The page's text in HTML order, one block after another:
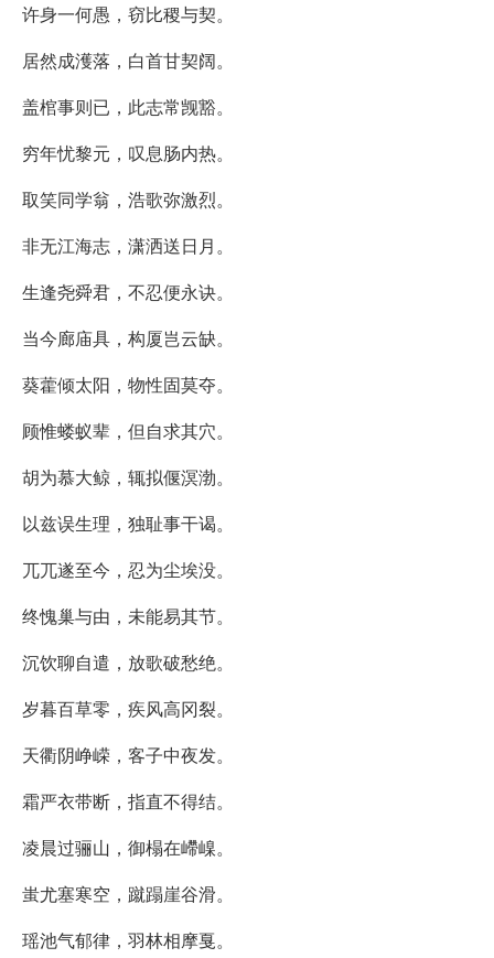
许身一何愚，窃比稷与契。
居然成濩落，白首甘契阔。
盖棺事则已，此志常觊豁。
穷年忧黎元，叹息肠内热。
取笑同学翁，浩歌弥激烈。
非无江海志，潇洒送日月。
生逢尧舜君，不忍便永诀。
当今廊庙具，构厦岂云缺。
葵藿倾太阳，物性固莫夺。
顾惟蝼蚁辈，但自求其穴。
胡为慕大鲸，辄拟偃溟渤。
以兹误生理，独耻事干谒。
兀兀遂至今，忍为尘埃没。
终愧巢与由，未能易其节。
沉饮聊自遣，放歌破愁绝。
岁暮百草零，疾风高冈裂。
天衢阴峥嵘，客子中夜发。
霜严衣带断，指直不得结。
凌晨过骊山，御榻在嵽嵲。
蚩尤塞寒空，蹴蹋崖谷滑。
瑶池气郁律，羽林相摩戛。